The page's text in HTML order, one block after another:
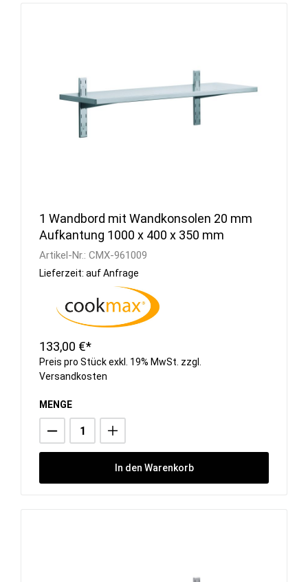
1 Wandbord mit Wandkonsolen 20 mm
Aufkantung 1000 x 400 x 350 mm
Artikel-Nr.: CMX-961009
Lieferzeit: auf Anfrage
133,00 €*
Preis pro Stück exkl. 19% MwSt. zzgl.
Versandkosten
MENGE
In den Warenkorb